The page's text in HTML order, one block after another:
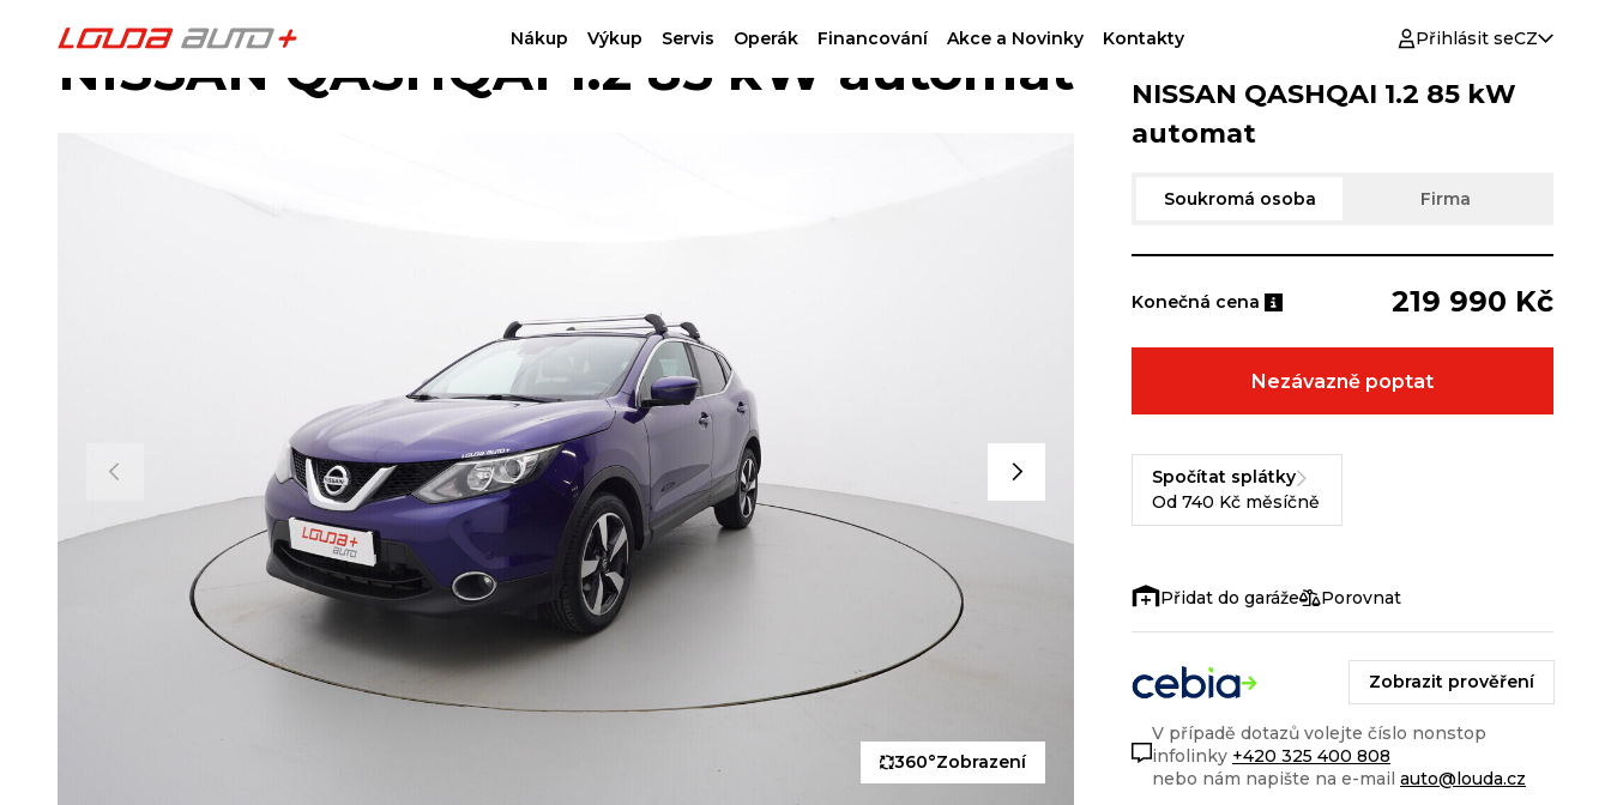
Nákup Výkup Servis Operák Financování Akce a Novinky Kontakty Přihlásit seCZ
NISSAN QASHQAI 1.2 85 kW automat
360°Zobrazení
NISSAN QASHQAI 1.2 85 kW
automat
Soukromá osoba Firma
Konečná cena 219 990 Kč
Nezávazně poptat
Spočítat splátky
Od 740 Kč měsíčně
Porovnat
Zobrazit prověření
V případě dotazů volejte číslo nonstop
infolinky +420 325 400 808
nebo nám napište na e-mail auto@louda.cz